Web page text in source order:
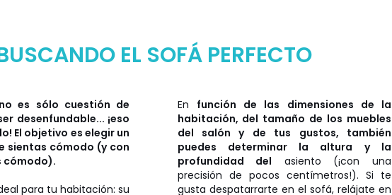
EL SOFÁ PERFECTO
es sólo cuestión de
desenfundable... ¡eso
El objetivo es elegir un
sientas cómodo (y con
cómodo).
para tu habitación: su
En función de las dimensiones de la
habitación, del tamaño de los muebles
del salón y de tus gustos, también
puedes determinar la altura y la
profundidad del asiento (¡con una
precisión de pocos centímetros!). Si te
gusta despatarrarte en el sofá, relájate en